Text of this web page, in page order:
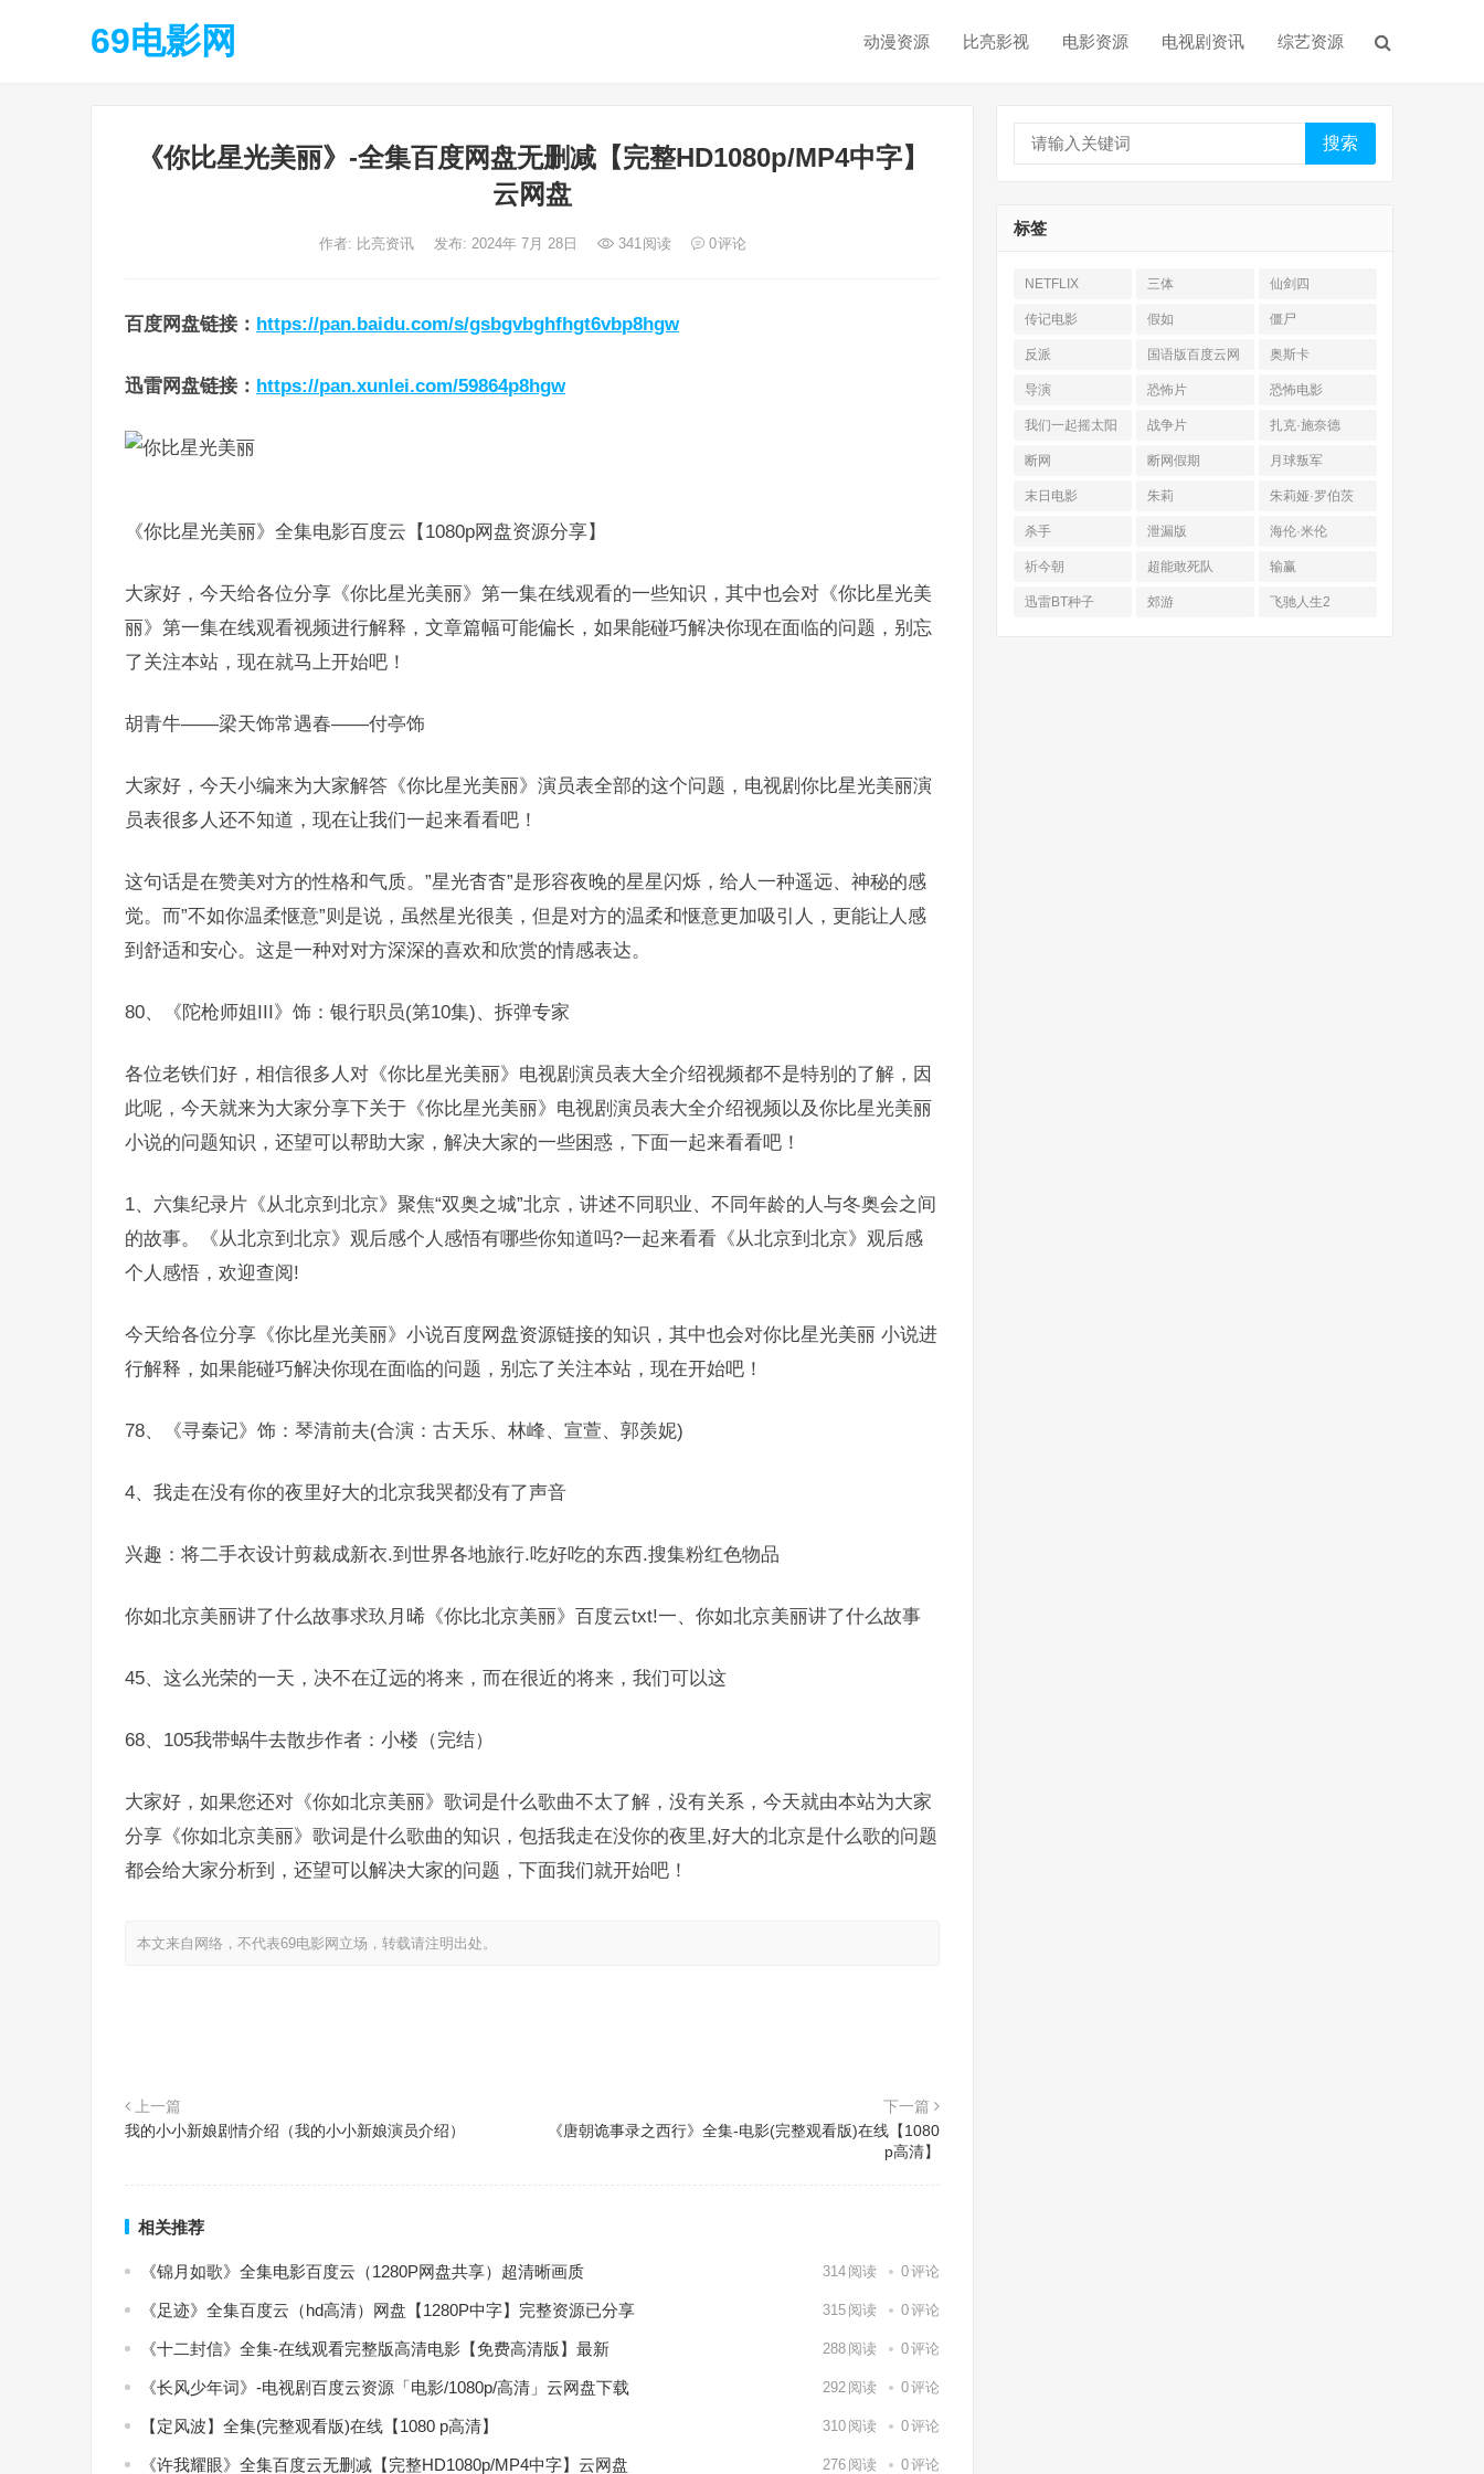
69电影网 动漫资源 比亮影视 电影资源 电视剧资讯 综艺资源
《你比星光美丽》-全集百度网盘无删减【完整HD1080p/MP4中字】
云网盘
作者: 比亮资讯 发布: 2024年 7月 28日 341阅读 0评论
百度网盘链接 ： https://pan.baidu.com/s/gsbgvbghfhgt6vbp8hgw
迅雷网盘链接 ： https://pan.xunlei.com/59864p8hgw
《你比星光美丽》全集电影百度云【1080p网盘资源分享】
大家好，今天给各位分享《你比星光美丽》第一集在线观看的一些知识，其中也会对《你比星光美
丽》第一集在线观看视频进行解释，文章篇幅可能偏长，如果能碰巧解决你现在面临的问题，别忘
了关注本站，现在就马上开始吧！
胡青牛——梁天饰常遇春——付亭饰
大家好，今天小编来为大家解答《你比星光美丽》演员表全部的这个问题，电视剧你比星光美丽演
员表很多人还不知道，现在让我们一起来看看吧！
这句话是在赞美对方的性格和气质。”星光杳杳”是形容夜晚的星星闪烁，给人一种遥远、神秘的感
觉。而”不如你温柔惬意”则是说，虽然星光很美，但是对方的温柔和惬意更加吸引人，更能让人感
到舒适和安心。这是一种对对方深深的喜欢和欣赏的情感表达。
80、《陀枪师姐III》饰：银行职员(第10集)、拆弹专家
各位老铁们好，相信很多人对《你比星光美丽》电视剧演员表大全介绍视频都不是特别的了解，因
此呢，今天就来为大家分享下关于《你比星光美丽》电视剧演员表大全介绍视频以及你比星光美丽
小说的问题知识，还望可以帮助大家，解决大家的一些困惑，下面一起来看看吧！
1、六集纪录片《从北京到北京》聚焦“双奥之城”北京，讲述不同职业、不同年龄的人与冬奥会之间
的故事。《从北京到北京》观后感个人感悟有哪些你知道吗?一起来看看《从北京到北京》观后感
个人感悟，欢迎查阅!
今天给各位分享《你比星光美丽》小说百度网盘资源链接的知识，其中也会对你比星光美丽 小说进
行解释，如果能碰巧解决你现在面临的问题，别忘了关注本站，现在开始吧！
78、《寻秦记》饰：琴清前夫(合演：古天乐、林峰、宣萱、郭羡妮)
4、我走在没有你的夜里好大的北京我哭都没有了声音
兴趣：将二手衣设计剪裁成新衣.到世界各地旅行.吃好吃的东西.搜集粉红色物品
你如北京美丽讲了什么故事求玖月晞《你比北京美丽》百度云txt!一、你如北京美丽讲了什么故事
45、这么光荣的一天，决不在辽远的将来，而在很近的将来，我们可以这
68、105我带蜗牛去散步作者：小楼（完结）
大家好，如果您还对《你如北京美丽》歌词是什么歌曲不太了解，没有关系，今天就由本站为大家
分享《你如北京美丽》歌词是什么歌曲的知识，包括我走在没你的夜里,好大的北京是什么歌的问题
都会给大家分析到，还望可以解决大家的问题，下面我们就开始吧！
本文来自网络，不代表69电影网立场，转载请注明出处。
上一篇
我的小小新娘剧情介绍（我的小小新娘演员介绍）
下一篇
《唐朝诡事录之西行》全集-电影(完整观看版)在线【1080
p高清】
相关推荐
《锦月如歌》全集电影百度云（1280P网盘共享）超清晰画质 314 阅读 0评论
《足迹》全集百度云（hd高清）网盘【1280P中字】完整资源已分享 315 阅读 0评论
《十二封信》全集-在线观看完整版高清电影【免费高清版】最新 288 阅读 0评论
《长风少年词》-电视剧百度云资源「电影/1080p/高清」云网盘下载 292 阅读 0评论
【定风波】全集(完整观看版)在线【1080 p高清】 310 阅读 0评论
《许我耀眼》全集百度云无删减【完整HD1080p/MP4中字】云网盘 276 阅读 0评论
搜索
标签
NETFLIX 三体 仙剑四
传记电影 假如 僵尸
反派
国语版百度云网
盘
奥斯卡
导演 恐怖片 恐怖电影
我们一起摇太阳 战争片 扎克·施奈德
断网 断网假期 月球叛军
末日电影 朱莉 朱莉娅·罗伯茨
杀手 泄漏版 海伦·米伦
祈今朝 超能敢死队 输赢
迅雷BT种子 郊游 飞驰人生2